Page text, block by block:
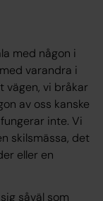
med någon i
varandra i
vägen, vi bråkar
av oss kanske
inte. Vi
skilsmässa, det
eller en
såväl som